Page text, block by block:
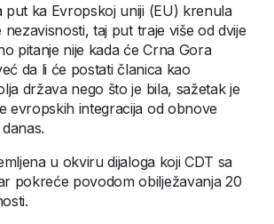
put ka Evropskoj uniji (EU) krenula
taj put traje više od dvije
pitanje nije kada će Crna Gora
da li će postati članica kao
država nego što je bila, sažetak je
evropskih integracija od obnove
u okviru dijaloga koji CDT sa
pokreće povodom obilježavanja 20